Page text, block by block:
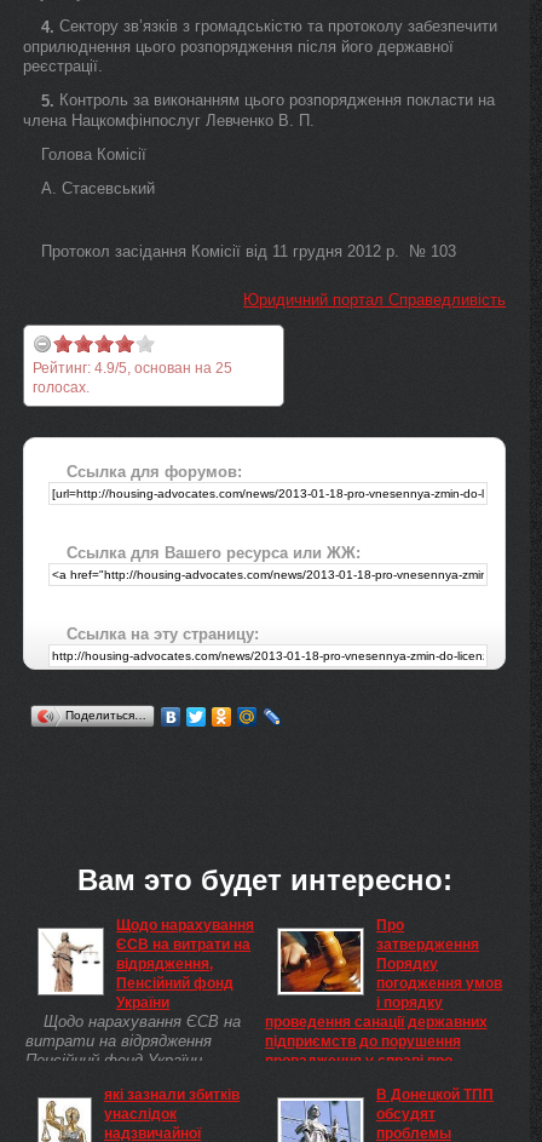
4. Сектору зв’язків з громадськістю та протоколу забезпечити
оприлюднення цього розпорядження після його державної
реєстрації.
5. Контроль за виконанням цього розпорядження покласти на
члена Нацкомфінпослуг Левченко В. П.
Голова Комісії
А. Стасевський
Протокол засідання Комісії від 11 грудня 2012 р. № 103
Юридичний портал Справедливість
Рейтинг: 4.9/5, основан на 25
голосах.
Ссылка для форумов:
Ссылка для Вашего ресурса или ЖЖ:
Ссылка на эту страницу:
Поделиться…
Вам это будет интересно:
Щодо нарахування
ЄСВ на витрати на
відрядження,
Пенсійний фонд
України
Щодо нарахування ЄСВ на
витрати на відрядження
Пенсійний фонд України
нарахування єдиного внеску на
загальнообов'язкове державне
соціальне страхування і
які зазнали збитків
унаслідок
надзвичайної
Про
затвердження
Порядку
погодження умов
і порядку
проведення санації державних
підприємств до порушення
провадження у справі про
небюджетних джерел
фінансування, Кабінет Міністрів
України
В Донецкой ТПП
обсудят
проблемы